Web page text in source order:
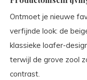
Ontmoet je nieuwe
verfijnde look: de
klassieke loafer-
terwijl de grove zool
contrast.